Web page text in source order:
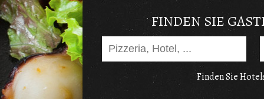
FINDEN SIE
Finden Sie